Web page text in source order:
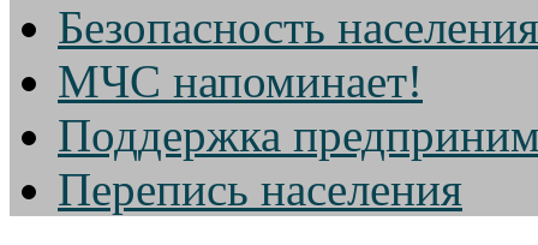
Безопасность населения
МЧС напоминает!
Поддержка
Перепись населения